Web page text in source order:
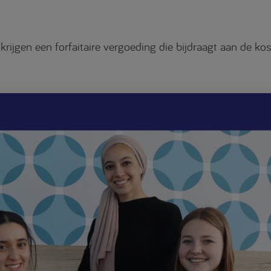
een forfaitaire vergoeding die bijdraagt aan de